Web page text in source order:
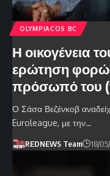
OLYMPIACOS BC
Η οικογένεια
ερώτηση
πρόσωπό του
Ο Σάσα Βεζένκοβ
Euroleague, με την…
REDNEWS Team 18/